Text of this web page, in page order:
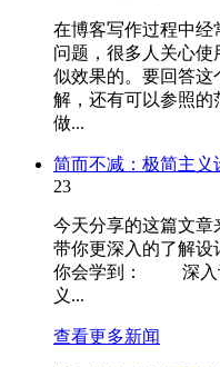
在博客写作过程中经
问题，很多人关心
似效果的。要回答这
解，还有可以参照的
做...
简而不减：极简主义
23
今天分享的这篇文章
带你更深入的了解
你会学到： 深入
义...
查看更多新闻